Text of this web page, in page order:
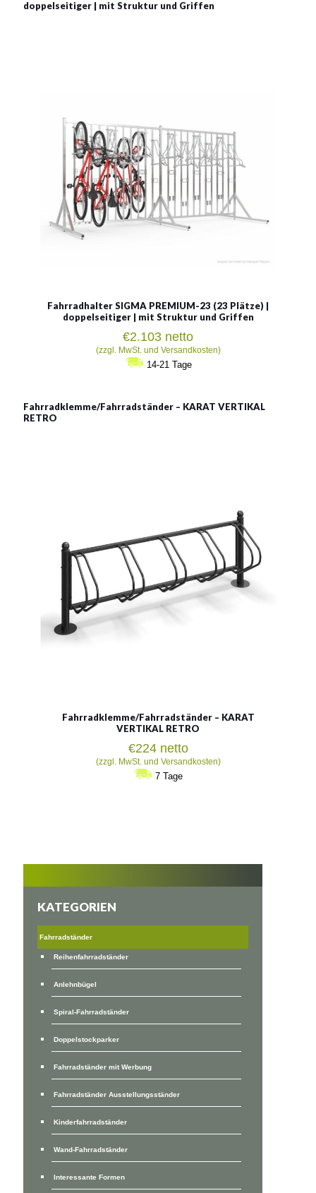
doppelseitiger | mit Struktur und Griffen
Fahrradhalter SIGMA PREMIUM-23 (23 Plätze) |
doppelseitiger | mit Struktur und Griffen
€2.103 netto
(zzgl. MwSt. und Versandkosten)
14-21 Tage
Fahrradklemme/Fahrradständer – KARAT VERTIKAL
RETRO
Siehe mehr
Fahrradklemme/Fahrradständer – KARAT
VERTIKAL RETRO
€224 netto
(zzgl. MwSt. und Versandkosten)
7 Tage
KATEGORIEN
Fahrradständer
Reihenfahrradständer
Anlehnbügel
Spiral-Fahrradständer
Doppelstockparker
Fahrradständer mit Werbung
Fahrradständer Ausstellungsständer
Kinderfahrradständer
Wand-Fahrradständer
Interessante Formen